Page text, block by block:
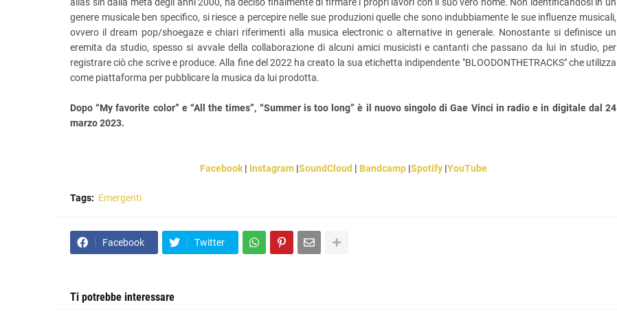
genere musicale ben specifico, si riesce a percepire nelle sue produzioni quelle che sono indubbiamente le sue influenze musicali,
ovvero il dream pop/shoegaze e chiari riferimenti alla musica electronic o alternative in generale. Nonostante si definisce un
eremita da studio, spesso si avvale della collaborazione di alcuni amici musicisti e cantanti che passano da lui in studio, per
registrare ciò che scrive e produce. Alla fine del 2022 ha creato la sua etichetta indipendente "BLOODONTHETRACKS" che utilizza
come piattaforma per pubblicare la musica da lui prodotta.
Dopo “My favorite color” e “All the times”, “Summer is too long” è il nuovo singolo di Gae Vinci in radio e in digitale dal 24
marzo 2023.
Facebook| Instagram|SoundCloud | Bandcamp |Spotify|YouTube
Tags: Emergenti
Facebook Twitter
Ti potrebbe interessare